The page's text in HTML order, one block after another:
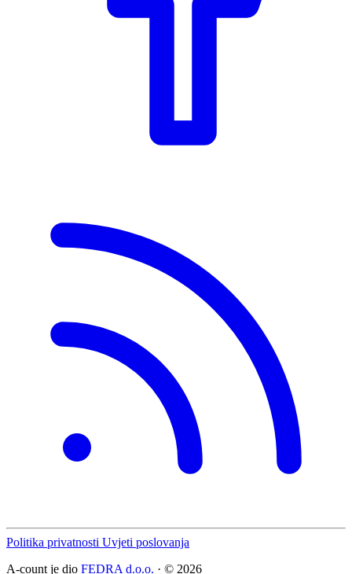
Politika privatnosti Uvjeti poslovanja
A-count je dio FEDRA d.o.o. · © 2026